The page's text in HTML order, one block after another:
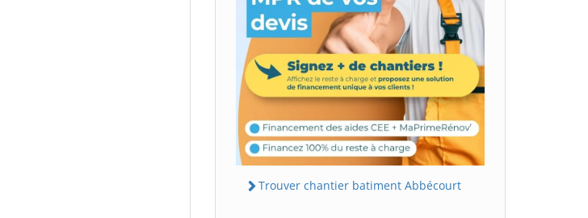
Trouver chantier batiment Abbécourt